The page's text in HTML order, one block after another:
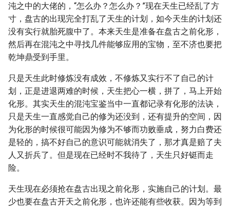
沌之中的大佬的，“怎么办？怎么办？”现在天生已经乱了方
寸，盘古的出现完全打乱了天生的计划，如今天生的计划还
没有实行就胎死腹中了。本来天生是准备在盘古之前化形，
然后再在混沌之中寻找几件能够应用的宝物，至不济也要把
乾坤鼎受到手里。
只是天生此时修炼没有成效，不修炼又实行不了自己的计
划，正是进退两难的时候，天生把心一横，拼了，马上开始
化形。其实天生的混沌宝鉴当中一直都记录有化形的法诀，
只是天生一直感觉自己的修为还没到，还有提升的空间，因
为化形的时候很可能因为修为不够而功败垂成，努力白费还
是轻的，搞不好自己的意识可能就消失了，那才真是赔了夫
人又折兵了。但是现在已经时不我待了，天生只好铤而走
险。
天生现在必须抢在盘古出现之前化形，实施自己的计划。最
少也要在盘古开天之前化形，也许还能有些收获。因为等到